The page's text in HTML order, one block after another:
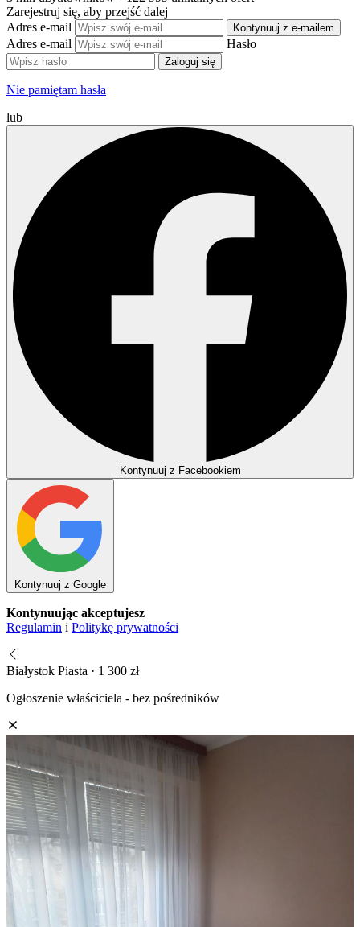
Zarejestruj się, aby przejść dalej
Adres e-mail
Kontynuuj z e-mailem
Adres e-mail Hasło
Zaloguj się
Nie pamiętam hasła
lub
Kontynuuj z Facebookiem
Kontynuuj z Google
Kontynuując akceptujesz
Regulamin i Politykę prywatności
Białystok Piasta · 1 300 zł
Ogłoszenie właściciela - bez pośredników